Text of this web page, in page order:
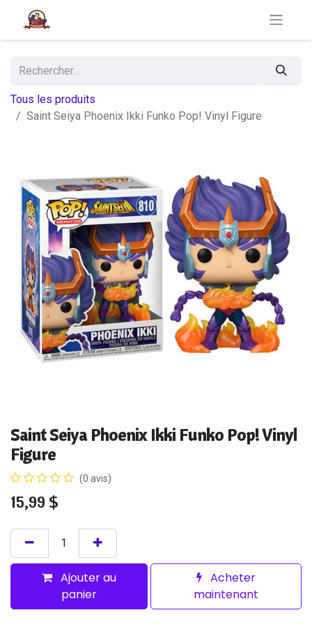
Tous les produits
Saint Seiya Phoenix Ikki Funko Pop! Vinyl Figure
Saint Seiya Phoenix Ikki Funko Pop! Vinyl
Figure
(0 avis)
15,99 $
Ajouter au
panier
Acheter
maintenant